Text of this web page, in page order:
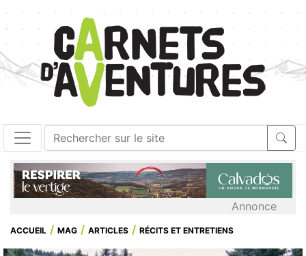
Annonce
ACCUEIL MAG ARTICLES RÉCITS ET ENTRETIENS